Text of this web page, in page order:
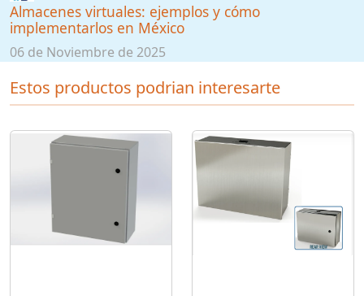
Almacenes virtuales: ejemplos y cómo
implementarlos en México
06 de Noviembre de 2025
Estos productos podrian interesarte